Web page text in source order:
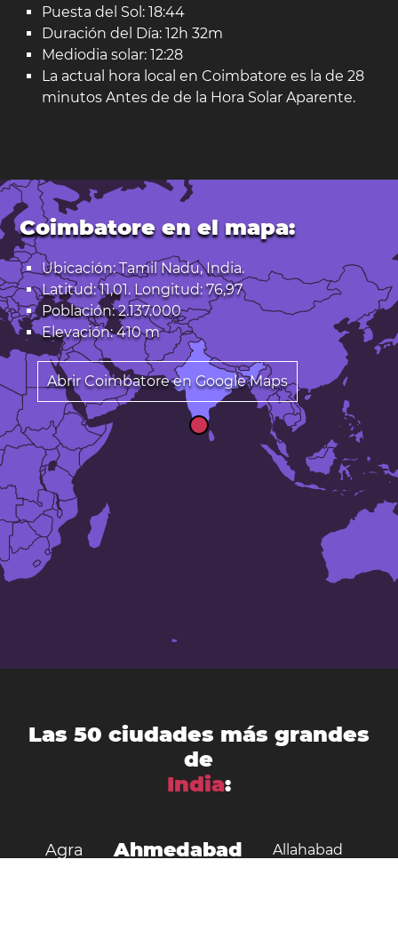
Puesta del Sol: 18:44
Duración del Día: 12h 32m
Mediodia solar: 12:28
La actual hora local en Coimbatore es la de 28
minutos Antes de de la Hora Solar Aparente.
Coimbatore en el mapa:
Ubicación: Tamil Nadu, India.
Latitud: 11,01. Longitud: 76,97
Población: 2.137.000
Elevación: 410 m
Abrir Coimbatore en Google Maps
Las 50 ciudades más grandes
de
India:
Agra Ahmedabad Allahabad